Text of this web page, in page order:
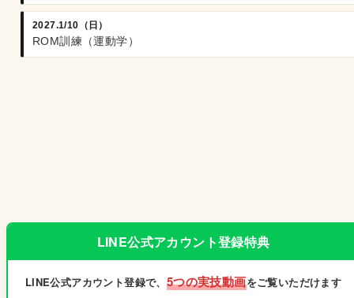
2027.1/10（日）
ROM訓練（運動学）
LINE公式アカウント登録特典
LINE公式アカウント登録で、 5つの実技動画をご覧いただけます